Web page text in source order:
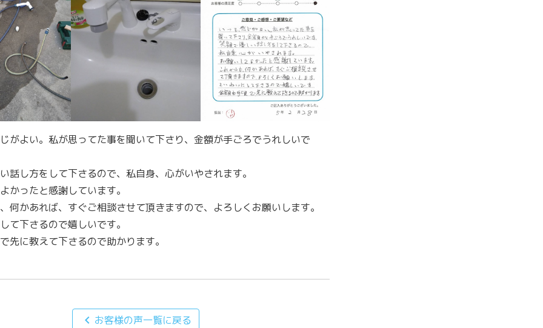
がよい。私が思ってた事を聞いて下さり、金額が手ごろでうれしいで
話し方をして下さるので、私自身、心がいやされます。
かったと感謝しています。
何かあれば、すぐご相談させて頂きますので、よろしくお願いします。
て下さるので嬉しいです。
先に教えて下さるので助かります。
chevron_left お客様の声一覧に戻る